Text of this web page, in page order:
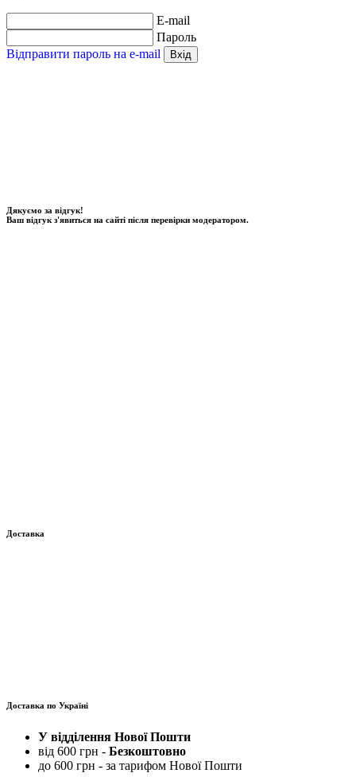
E-mail
Пароль
Відправити пароль на e-mail
Вхід
Дякуємо за відгук!
Ваш відгук з'явиться на сайті після перевірки модератором.
Доставка
Доставка по Україні
У відділення Нової Пошти
від 600 грн - Безкоштовно
до 600 грн - за тарифом Нової Пошти